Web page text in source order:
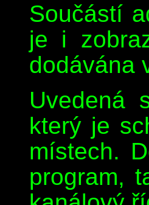
Součástí
je i
dodávána
Uvedená
který je
místech.
program,